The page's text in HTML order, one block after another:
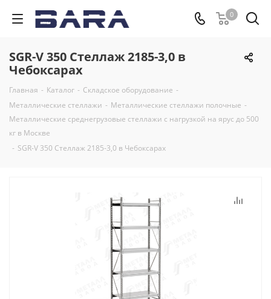
0
SGR-V 350 Стеллаж 2185-3,0 в
Чебоксарах
Главная - Каталог - Складское оборудование -
Металлические стеллажи - Металлические стеллажи полочные -
Металлические среднегрузовые стеллажи с нагрузкой на ярус до 500
кг в Москве
- SGR-V 350 Стеллаж 2185-3,0 в Чебоксарах